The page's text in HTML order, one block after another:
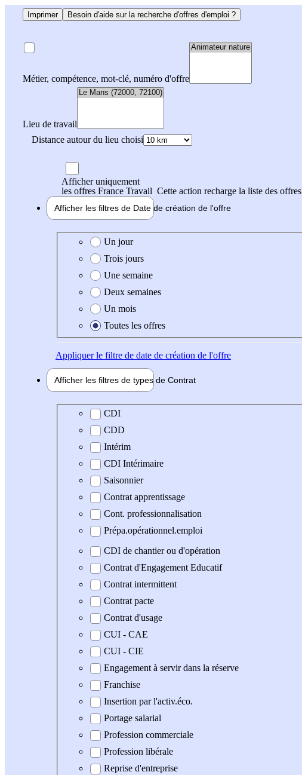
Imprimer Besoin d'aide sur la recherche d'offres d'emploi ?
Métier, compétence, mot-clé, numéro d'offre
Lieu de travail
Distance autour du lieu choisi
Afficher uniquement
les offres France Travail Cette action recharge la liste des offres
Afficher les filtres de Date de création de l'offre
Date de création de l'offre
Un jour
Trois jours
Une semaine
Deux semaines
Un mois
Toutes les offres
Appliquerle filtre de date de création de l'offre
Afficher les filtres de types de Contrat
Type de contrat
CDI
CDD
Intérim
CDI Intérimaire
Saisonnier
Contrat apprentissage
Cont. professionnalisation
Prépa.opérationnel.emploi
CDI de chantier ou d'opération
Contrat d'Engagement Educatif
Contrat intermittent
Contrat pacte
Contrat d'usage
CUI - CAE
CUI - CIE
Engagement à servir dans la réserve
Franchise
Insertion par l'activ.éco.
Portage salarial
Profession commerciale
Profession libérale
Reprise d'entreprise